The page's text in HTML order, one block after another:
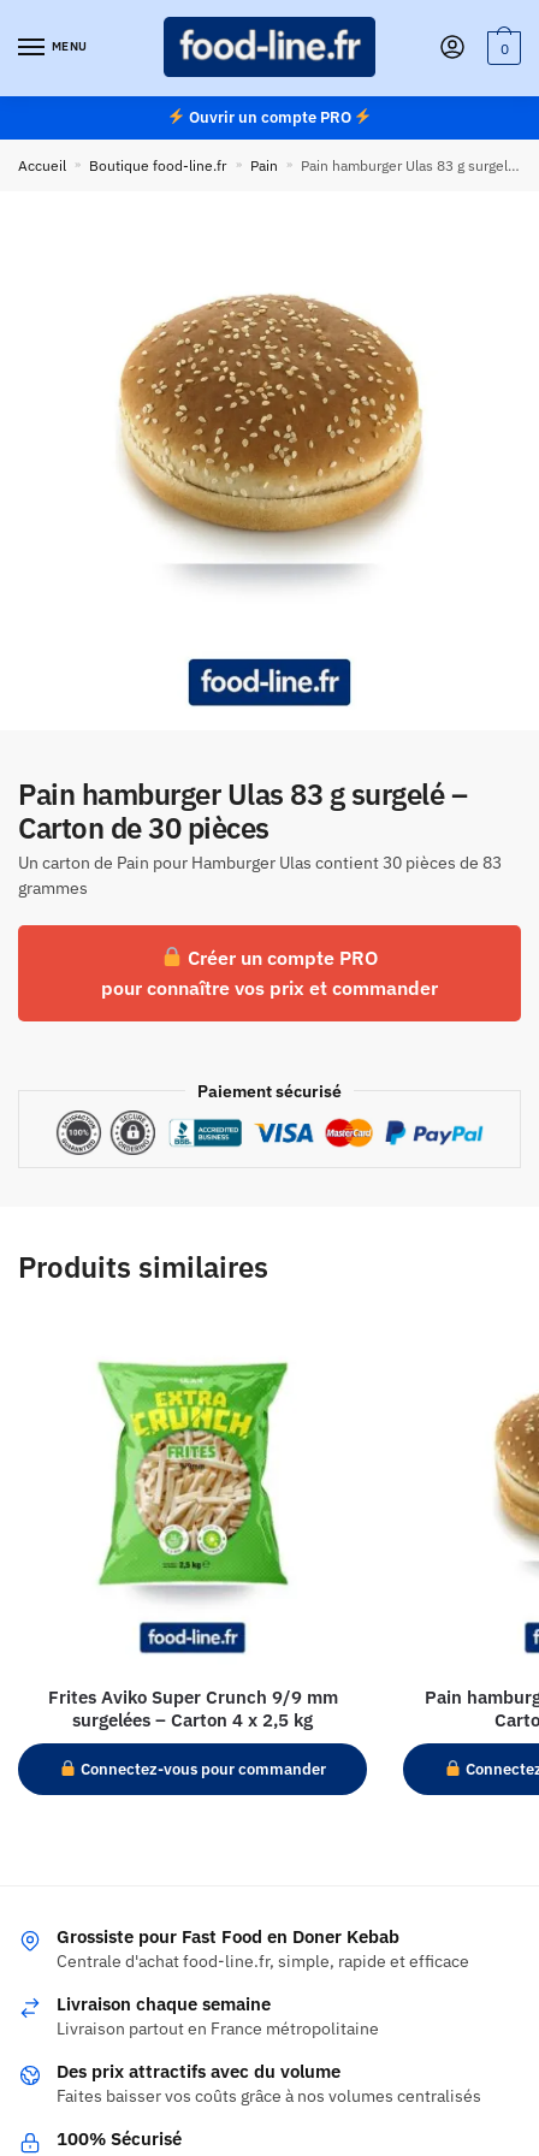
MENU 0
Ouvrir un compte PRO
Accueil » Boutique food-line.fr » Pain » Pain hamburger Ulas 83 g surgelé – Carton de 30 pièces
Pain hamburger Ulas 83 g surgelé –
Carton de 30 pièces
Un carton de Pain pour Hamburger Ulas contient 30 pièces de 83
grammes
Créer un compte PRO
pour connaître vos prix et commander
Paiement sécurisé
Produits similaires
Frites Aviko Super Crunch 9/9 mm
surgelées – Carton 4 x 2,5 kg
Connectez-vous pour commander
Pain
Grossiste pour Fast Food en Doner Kebab
Centrale d'achat food-line.fr, simple, rapide et efficace
Livraison chaque semaine
Livraison partout en France métropolitaine
Des prix attractifs avec du volume
Faites baisser vos coûts grâce à nos volumes centralisés
100% Sécurisé